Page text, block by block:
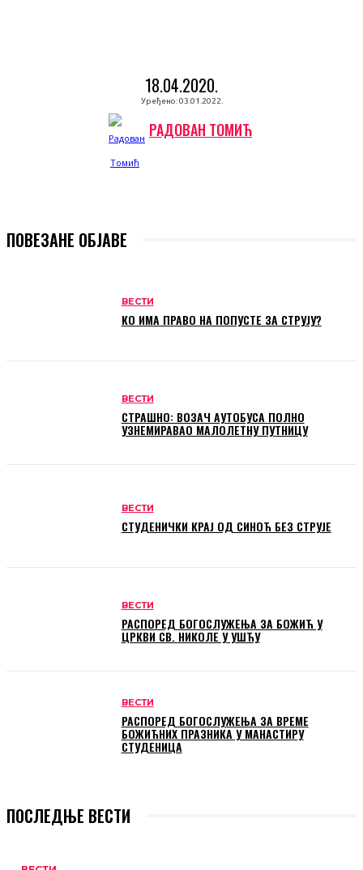
18.04.2020.
Уређено: 03.01.2022.
РАДОВАН ТОМИЋ
ПОВЕЗАНЕ ОБЈАВЕ
ВЕСТИ
КО ИМА ПРАВО НА ПОПУСТЕ ЗА СТРУЈУ?
ВЕСТИ
СТРАШНО: ВОЗАЧ АУТОБУСА ПОЛНО
УЗНЕМИРАВАО МАЛОЛЕТНУ ПУТНИЦУ
ВЕСТИ
СТУДЕНИЧКИ КРАЈ ОД СИНОЋ БЕЗ СТРУЈЕ
ВЕСТИ
РАСПОРЕД БОГОСЛУЖЕЊА ЗА БОЖИЋ У
ЦРКВИ СВ. НИКОЛЕ У УШЋУ
ВЕСТИ
РАСПОРЕД БОГОСЛУЖЕЊА ЗА ВРЕМЕ
БОЖИЋНИХ ПРАЗНИКА У МАНАСТИРУ
СТУДЕНИЦА
ПОСЛЕДЊЕ ВЕСТИ